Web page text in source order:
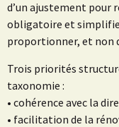
d’un ajustement pour
obligatoire et
proportionner, et non
Trois priorités
taxonomie :
• cohérence avec la
• facilitation de la